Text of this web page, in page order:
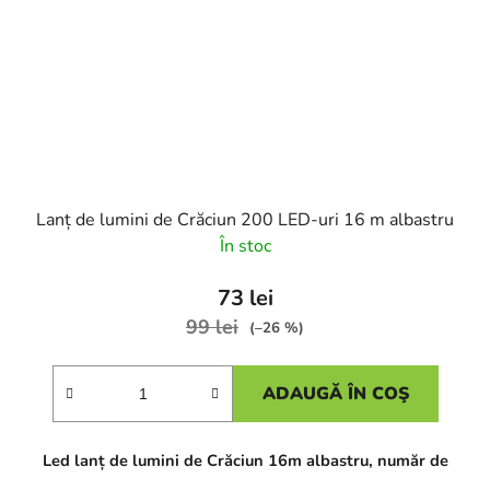
Lanț de lumini de Crăciun 200 LED-uri 16 m albastru
În stoc
73 lei
99 lei (–26 %)
ADAUGĂ ÎN COŞ
Led lanț de lumini de Crăciun 16m albastru, număr de